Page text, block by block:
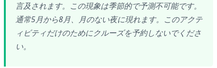
言及されます。この現象は季節的で予測不可能です。
通常5月から8月、月のない夜に現れます。このアクテ
ィビティだけのためにクルーズを予約しないでくださ
い。